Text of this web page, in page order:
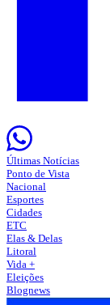
Últimas Notícias
Ponto de Vista
Nacional
Esportes
Cidades
ETC
Elas & Delas
Litoral
Vida +
Eleições
Blognews